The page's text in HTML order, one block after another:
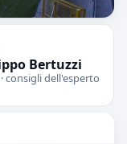
Bertuzzi
consigli dell'esperto